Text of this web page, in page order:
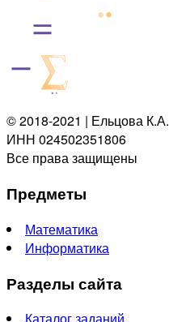
© 2018-2021 | Ельцова К.А.
ИНН 024502351806
Все права защищены
Предметы
Математика
Информатика
Разделы сайта